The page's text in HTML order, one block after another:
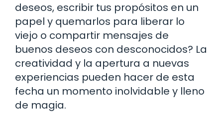
deseos, escribir tus propósitos en un
papel y quemarlos para liberar lo
viejo o compartir mensajes de
buenos deseos con desconocidos? La
creatividad y la apertura a nuevas
experiencias pueden hacer de esta
fecha un momento inolvidable y lleno
de magia.